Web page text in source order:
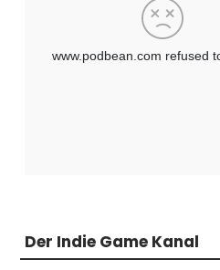
Der Indie Game Kanal